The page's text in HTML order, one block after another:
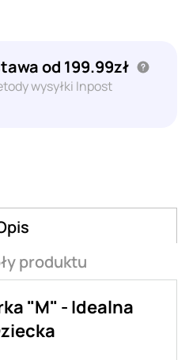
od 199.99zł
wysyłki Inpost
produktu
"M" - Idealna